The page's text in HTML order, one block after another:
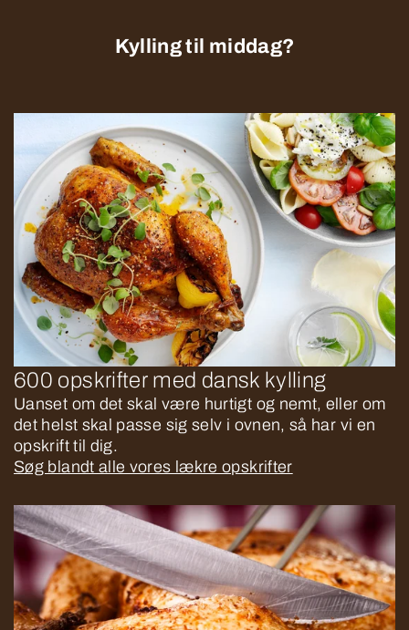
Kylling til middag?
600 opskrifter med dansk kylling
Uanset om det skal være hurtigt og nemt, eller om
det helst skal passe sig selv i ovnen, så har vi en
opskrift til dig.
Søg blandt alle vores lækre opskrifter